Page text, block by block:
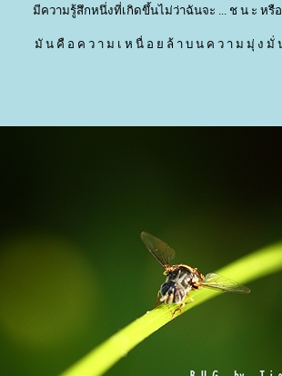
มีความรู้สึกหนึ่งที่เกิดขึ้นไม่ว่าฉันจะ ... ช น ะ ห
มั น คื อ ค ว า ม เ ห นื่ อ ย ล้ า บ น ค ว า ม มุ่ ง มั่